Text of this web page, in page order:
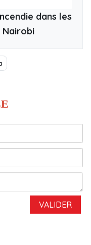
dans les
Nairobi